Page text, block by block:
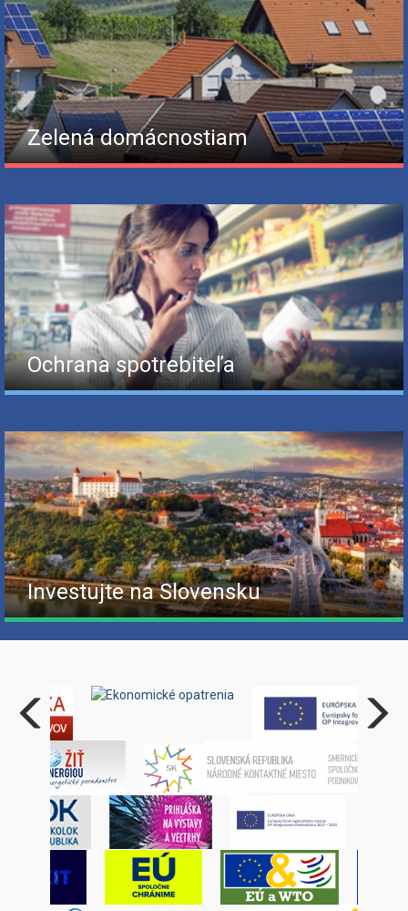
Zelená domácnostiam
Ochrana spotrebiteľa
Investujte na Slovensku